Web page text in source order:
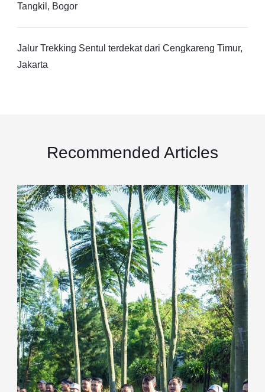
Tangkil, Bogor
Jalur Trekking Sentul terdekat dari Cengkareng Timur,
Jakarta
Recommended Articles